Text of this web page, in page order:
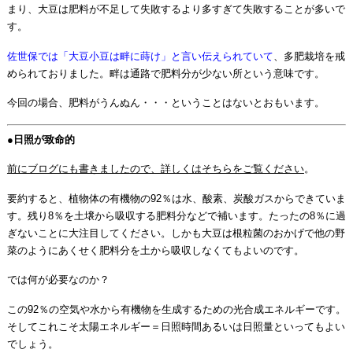
まり、大豆は肥料が不足して失敗するより多すぎて失敗することが多いで
す。
佐世保では「大豆小豆は畔に蒔け」と言い伝えられていて 、多肥栽培を戒
められておりました。畔は通路で肥料分が少ない所という意味です。
今回の場合、肥料がうんぬん・・・ということはないとおもいます。
● 日照が致命的
前にブログにも書きましたので、詳しくはそちらをご覧ください。
要約すると、植物体の有機物の92％は水、酸素、炭酸ガスからできていま
す。残り8％を土壌から吸収する肥料分などで補います。たったの8％に過
ぎないことに大注目してください。しかも大豆は根粒菌のおかげで他の野
菜のようにあくせく肥料分を土から吸収しなくてもよいのです。
では何が必要なのか？
この92％の空気や水から有機物を生成するための光合成エネルギーです。
そしてこれこそ太陽エネルギー＝日照時間あるいは日照量といってもよい
でしょう。